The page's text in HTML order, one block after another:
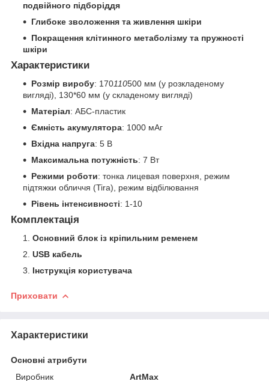
подвійного підборіддя
Глибоке зволоження та живлення шкіри
Покращення клітинного метаболізму та пружності
шкіри
Характеристики
Розмір виробу: 170110500 мм (у розкладеному
вигляді), 130*60 мм (у складеному вигляді)
Матеріал: АБС-пластик
Ємність акумулятора: 1000 мАг
Вхідна напруга: 5 В
Максимальна потужність: 7 Вт
Режими роботи: тонка лицевая поверхня, режим
підтяжки обличчя (Tira), режим відбілювання
Рівень інтенсивності: 1-10
Комплектація
Основний блок із кріпильним ременем
USB кабель
Інструкція користувача
Приховати
Характеристики
Основні атрибути
Виробник
ArtMax